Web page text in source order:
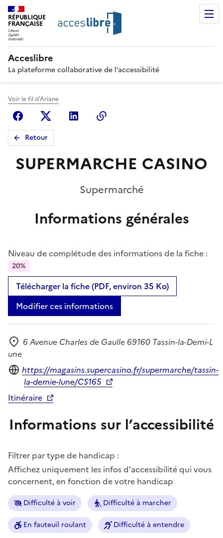
RÉPUBLIQUE
FRANÇAISE
Acceslibre
La plateforme collaborative de l’accessibilité
Voir le fil d'Ariane
FacebookX (anciennement Twitter)
Linkedin
Retour
SUPERMARCHE CASINO
Supermarché
Informations générales
Niveau de complétude des informations de la fiche :
20%
Télécharger la fiche (PDF, environ 35 Ko)
Modifier ces informations
Adresse
6 Avenue Charles de Gaulle 69160 Tassin-la-Demi-L
une
Site internet
https://magasins.supercasino.fr/supermarche/tassin-
la-demie-lune/CS165
Itinéraire
Informations sur l’accessibilité
Filtrer par type de handicap :
Affichez uniquement les infos d'accessibilité qui vous
concernent, en fonction de votre handicap
Difficulté à voir Difficulté à marcher
En fauteuil roulant Difficulté à entendre